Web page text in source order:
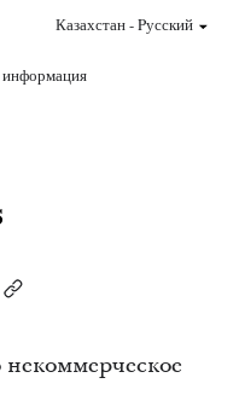
информация
Казахстан-Pусский